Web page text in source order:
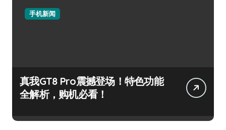
手机新闻
真我GT8 Pro震撼登场！特色功能
全解析，购机必看！